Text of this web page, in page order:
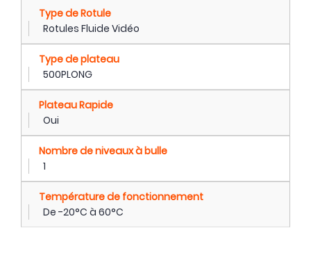
Type de Rotule
Rotules Fluide Vidéo
Type de plateau
500PLONG
Plateau Rapide
Oui
Nombre de niveaux à bulle
1
Température de fonctionnement
De -20°C à 60°C